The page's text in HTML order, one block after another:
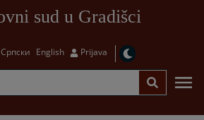
sud u Gradišci
Српски English Prijava